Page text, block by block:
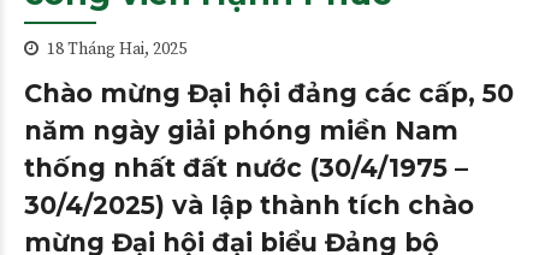
18 Tháng Hai, 2025
Chào mừng Đại hội đảng các cấp, 50
năm ngày giải phóng miền Nam
thống nhất đất nước (30/4/1975 –
30/4/2025) và lập thành tích chào
mừng Đại hội đại biểu Đảng bộ